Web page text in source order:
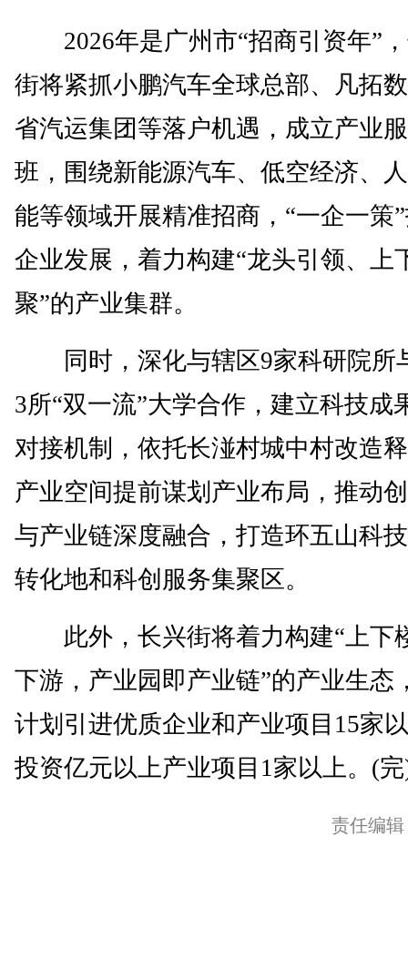
2026年是广州市“招商引资年”
街将紧抓小鹏汽车全球总部、凡拓
省汽运集团等落户机遇，成立产业
班，围绕新能源汽车、低空经济、
能等领域开展精准招商，“一企一策
企业发展，着力构建“龙头引领、上
聚”的产业集群。
同时，深化与辖区9家科研院所
3所“双一流”大学合作，建立科技成
对接机制，依托长湴村城中村改造
产业空间提前谋划产业布局，推动
与产业链深度融合，打造环五山科
转化地和科创服务集聚区。
此外，长兴街将着力构建“上下
下游，产业园即产业链”的产业生态
计划引进优质企业和产业项目15家
投资亿元以上产业项目1家以上。(
责任编